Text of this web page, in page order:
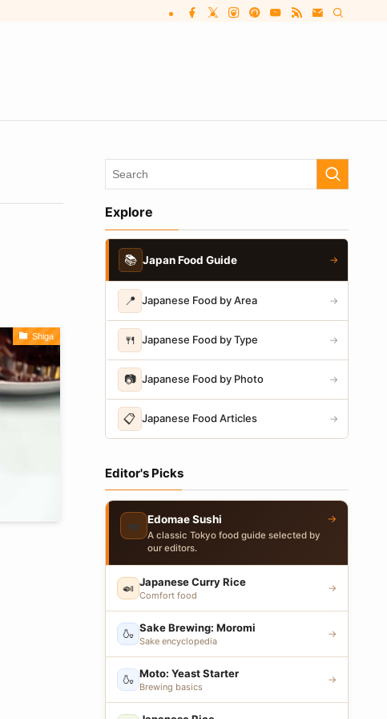
Shiga
Explore
📚 Japan Food Guide →
📍 Japanese Food by Area →
🍴 Japanese Food by Type →
📷 Japanese Food by Photo →
📋 Japanese Food Articles →
Editor's Picks
🍣 Edomae Sushi
A classic Tokyo food guide selected by
our editors.
→
🍛 Japanese Curry Rice
Comfort food
→
🍶 Sake Brewing: Moromi
Sake encyclopedia
→
🍶 Moto: Yeast Starter
Brewing basics
→